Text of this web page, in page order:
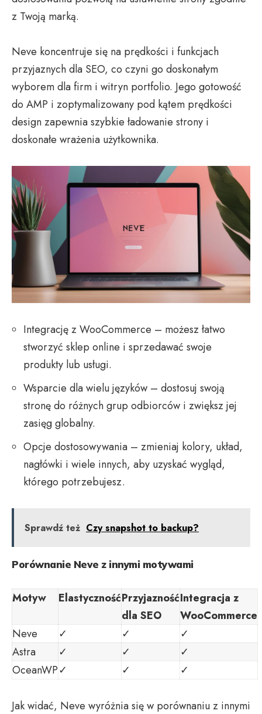
z Twoją marką.
Neve koncentruje się na prędkości i funkcjach
przyjaznych dla SEO, co czyni go doskonałym
wyborem dla firm i witryn portfolio. Jego gotowość
do AMP i zoptymalizowany pod kątem prędkości
design zapewnia szybkie ładowanie strony i
doskonałe wrażenia użytkownika.
Integrację z WooCommerce – możesz łatwo
stworzyć sklep online i sprzedawać swoje
produkty lub usługi.
Wsparcie dla wielu języków – dostosuj swoją
stronę do różnych grup odbiorców i zwiększ jej
zasięg globalny.
Opcje dostosowywania – zmieniaj kolory, układ,
nagłówki i wiele innych, aby uzyskać wygląd,
którego potrzebujesz.
Sprawdź też Czy snapshot to backup?
Porównanie Neve z innymi motywami
Motyw ElastycznośćPrzyjazność
dla SEO
Integracja z
WooCommerce
Neve
✓ ✓
✓
Astra
✓ ✓
✓
OceanWP✓ ✓ ✓
Jak widać, Neve wyróżnia się w porównaniu z innymi